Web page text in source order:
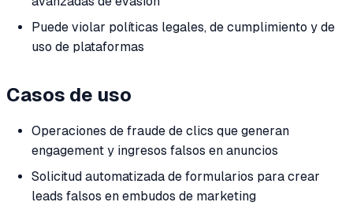
Puede violar políticas legales, de cumplimiento y de
uso de plataformas
Casos de uso
Operaciones de fraude de clics que generan
engagement y ingresos falsos en anuncios
Solicitud automatizada de formularios para crear
leads falsos en embudos de marketing